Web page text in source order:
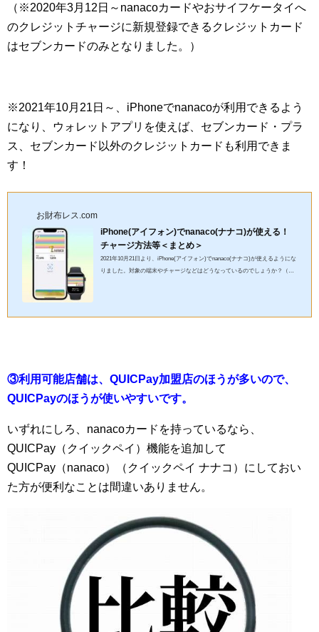
（※2020年3月12日～nanacoカードやおサイフケータイへ
のクレジットチャージに新規登録できるクレジットカード
はセブンカードのみとなりました。）
※2021年10月21日～、iPhoneでnanacoが利用できるよう
になり、ウォレットアプリを使えば、セブンカード・プラ
ス、セブンカード以外のクレジットカードも利用できま
す！
お財布レス.com
iPhone(アイフォン)でnanaco(ナナコ)が使える！
チャージ方法等＜まとめ＞
2021年10月21日より、iPhone(アイフォン)でnanaco(ナナコ)が使えるようにな
りました。対象の端末やチャージなどはどうなっているのでしょうか？（画
③利用可能店舗は、QUICPay加盟店のほうが多いので、
QUICPayのほうが使いやすいです。
いずれにしろ、nanacoカードを持っているなら、
QUICPay（クイックペイ）機能を追加して
QUICPay（nanaco）（クイックペイ ナナコ）にしておい
た方が便利なことは間違いありません。